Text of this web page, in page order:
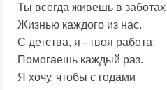
Ты всегда живешь в заботах
Жизнью каждого из нас.
С детства, я - твоя работа,
Помогаешь каждый раз.
Я хочу, чтобы с годами